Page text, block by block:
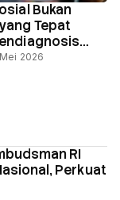
Bukan
Tepat
Mental
2026
RI
Perkuat